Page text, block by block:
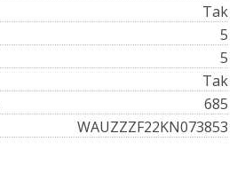
Tak
5
5
Tak
685
WAUZZZF22KN073853